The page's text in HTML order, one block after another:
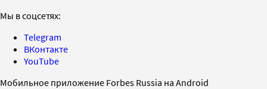
Мы в соцсетях:
Telegram
ВКонтакте
YouTube
Мобильное приложение Forbes Russia на Android